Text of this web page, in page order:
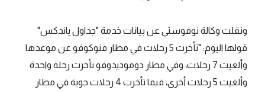
ونقلت وكالة نوفوستي عن بيانات خدمة "جداول ياندكس"
قولها اليوم: "تأخرت 5 رحلات في مطار فنوكوفو عن موعدها
وألغيت 7 رحلات، وفي مطار دوموديدوفو تأخرت رحلة واحدة
وألغيت 5 رحلات أخرى، فيما تأخرت 4 رحلات جوية في مطار